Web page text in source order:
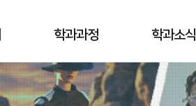
학과과정 학과소식